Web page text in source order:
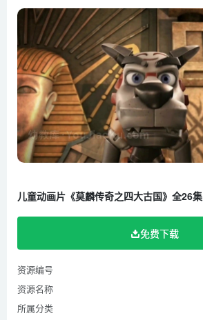
第25集 合体
第26集 夺回能源
免费下载
资源编号
资源名称
所属分类